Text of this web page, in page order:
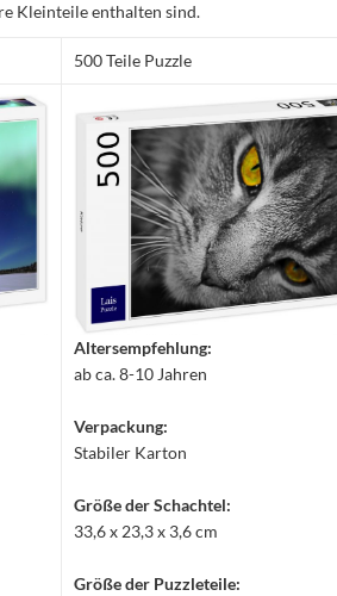
Kleinteile enthalten sind.
500 Teile Puzzle
Altersempfehlung:
ab ca. 8-10 Jahren
Verpackung:
Stabiler Karton
Größe der Schachtel:
33,6 x 23,3 x 3,6 cm
Größe der Puzzleteile: